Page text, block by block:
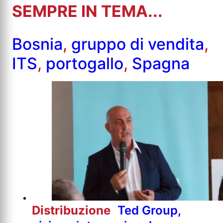
SEMPRE IN TEMA...
Bosnia, gruppo di vendita,
ITS, portogallo, Spagna
Distribuzione Ted Group,